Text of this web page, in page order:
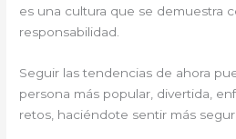
es una cultura que se demuestra
responsabilidad.
Seguir las tendencias de ahora
persona más popular, divertida,
retos, haciéndote sentir más